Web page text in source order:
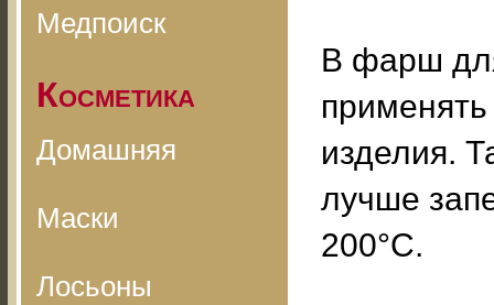
Медпоиск
Косметика
Домашняя
Маски
Лосьоны
В фарш
изделия.
лучше
200°С.